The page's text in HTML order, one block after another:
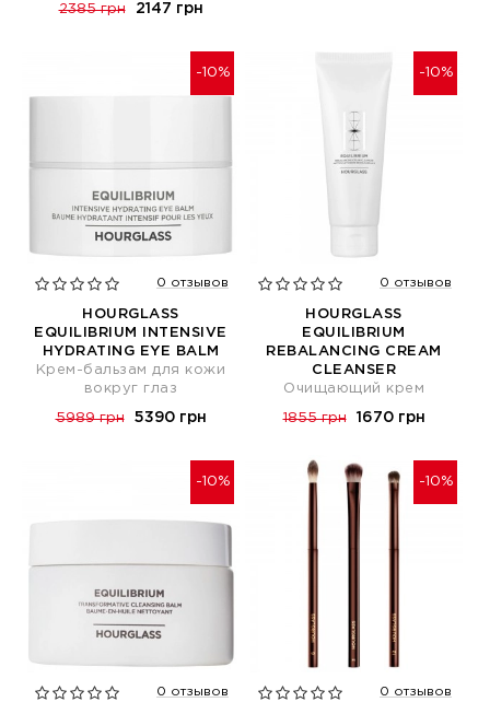
2385 грн 2147 грн
-10%
0 отзывов
HOURGLASS
EQUILIBRIUM INTENSIVE
HYDRATING EYE BALM
Крем-бальзам для кожи
вокруг глаз
5989 грн 5390 грн
-10%
0 отзывов
HOURGLASS
EQUILIBRIUM
REBALANCING CREAM
CLEANSER
Очищающий крем
1855 грн 1670 грн
-10%
0 отзывов
-10%
0 отзывов